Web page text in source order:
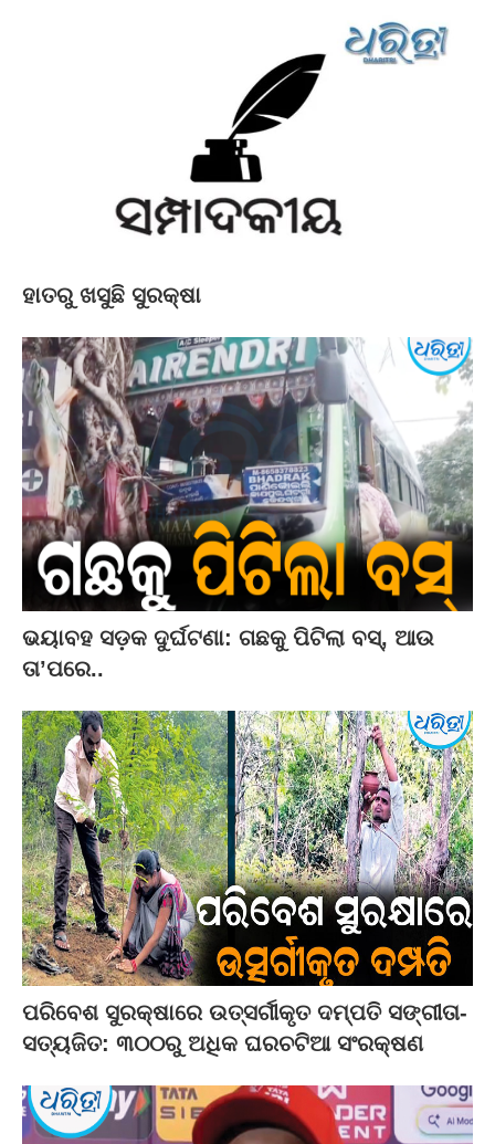
ହାତରୁ ଖସୁଛି ସୁରକ୍ଷା
ଭୟାବହ ସଡ଼କ ଦୁର୍ଘଟଣା: ଗଛକୁ ପିଟିଲା ବସ୍‌, ଆଉ
ତା’ପରେ..
ପରିବେଶ ସୁରକ୍ଷାରେ ଉତ୍ସର୍ଗୀକୃତ ଦମ୍ପତି ସଙ୍ଗୀତା-
ସତ୍ୟଜିତ: ୩୦୦ରୁ ଅଧିକ ଘରଚଟିଆ ସଂରକ୍ଷଣ